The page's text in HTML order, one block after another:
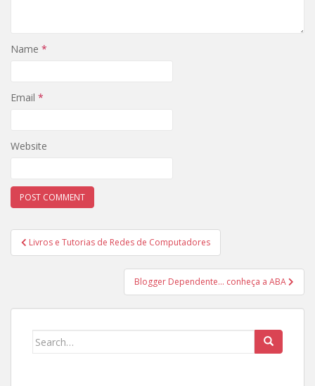
Name *
Email *
Website
Post
navigation
Livros e Tutorias de Redes de Computadores
Blogger Dependente… conheça a ABA
Search